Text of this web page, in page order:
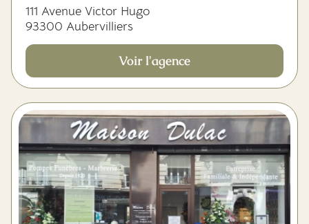
111 Avenue Victor Hugo
93300 Aubervilliers
Voir l'agence